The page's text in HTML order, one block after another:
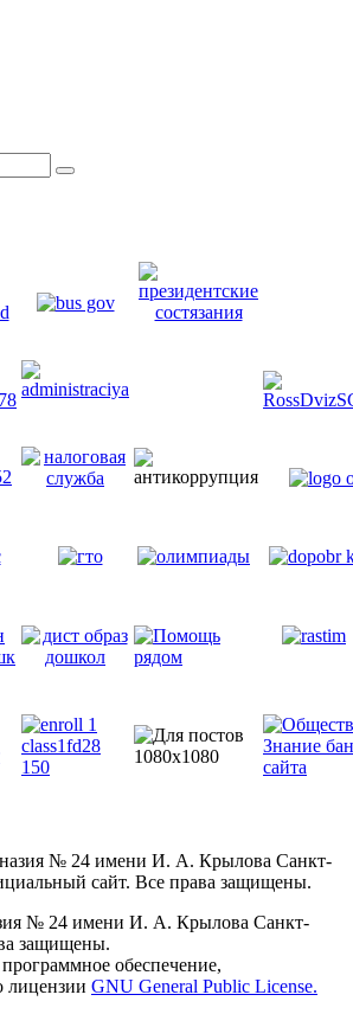
№ 24 имени И. А. Крылова Санкт-
сайт. Все права защищены.
№ 24 имени И. А. Крылова Санкт-
защищены.
обеспечение,
лицензии GNU General Public License.